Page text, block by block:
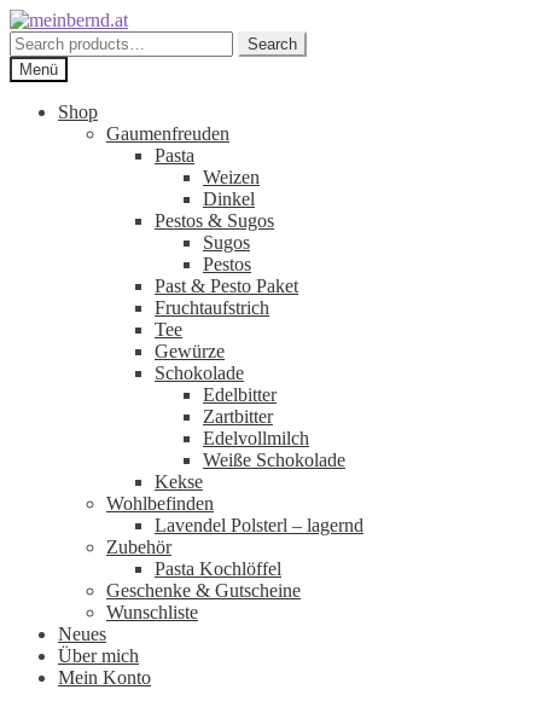
Zur
Navigation
springen
Zum
Inhalt
springen
Search
for:
Search
Menü
Shop
Gaumenfreuden
Pasta
Weizen
Dinkel
Pestos & Sugos
Sugos
Pestos
Past & Pesto Paket
Fruchtaufstrich
Tee
Gewürze
Schokolade
Edelbitter
Zartbitter
Edelvollmilch
Weiße Schokolade
Kekse
Wohlbefinden
Lavendel Polsterl – lagernd
Zubehör
Pasta Kochlöffel
Geschenke & Gutscheine
Wunschliste
Neues
Über mich
Mein Konto